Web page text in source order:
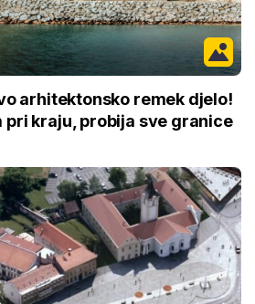
arhitektonsko remek djelo!
pri kraju, probija sve granice